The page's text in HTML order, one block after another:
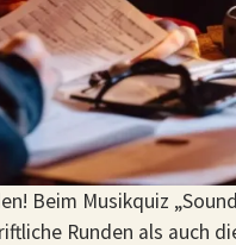
Beim Musikquiz
Runden als auch